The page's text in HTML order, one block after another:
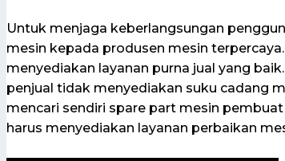
Untuk menjaga keberlangsungan
mesin kepada produsen mesin
menyediakan layanan purna jual yang
penjual tidak menyediakan suku cadang
mencari sendiri spare part mesin
harus menyediakan layanan perbaikan